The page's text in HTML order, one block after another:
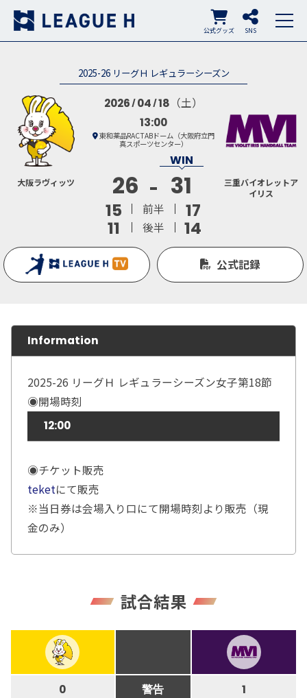
SNS
公式グッズ
2025-26 リーグＨ レギュラーシーズン
大阪ラヴィッツ
2026 04 18 （土）
13:00
東和薬品RACTABドーム（大阪府立門
真スポーツセンター）
26 31
15 前半
17
11
後半 14
三重バイオレットア
イリス
公式記録
Information
2025-26 リーグＨ レギュラーシーズン女子第18節
◉開場時刻
12:00
◉チケット販売
teketにて販売
※当日券は会場入り口にて開場時刻より販売（現
金のみ）
試合結果
0 警告 1